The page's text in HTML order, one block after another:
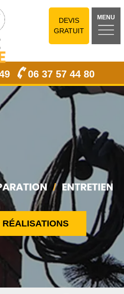
DEVIS
GRATUIT
MENU
06 37 57 44 80
RÉALISATIONS